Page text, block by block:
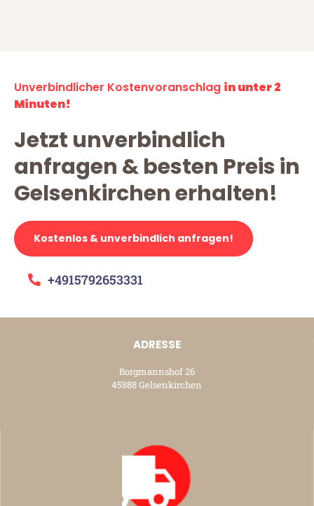
Unverbindlicher Kostenvoranschlag in unter 2
Minuten!
Jetzt unverbindlich
anfragen & besten Preis in
Gelsenkirchen erhalten!
Kostenlos & unverbindlich anfragen!
+4915792653331
ADRESSE
Borgmannshof 26
45888 Gelsenkirchen